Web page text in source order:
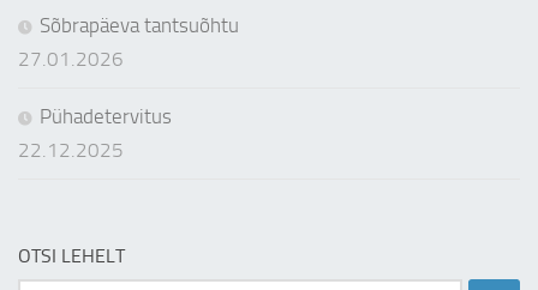
Sõbrapäeva tantsuõhtu
27.01.2026
Pühadetervitus
22.12.2025
OTSI LEHELT